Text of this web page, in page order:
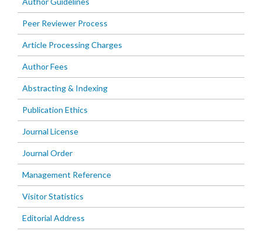
Peer Reviewer Process
Article Processing Charges
Author Fees
Abstracting & Indexing
Publication Ethics
Journal License
Journal Order
Management Reference
Visitor Statistics
Editorial Address